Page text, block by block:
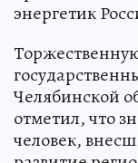
энергетик
Челябинской
отметил, что
человек,